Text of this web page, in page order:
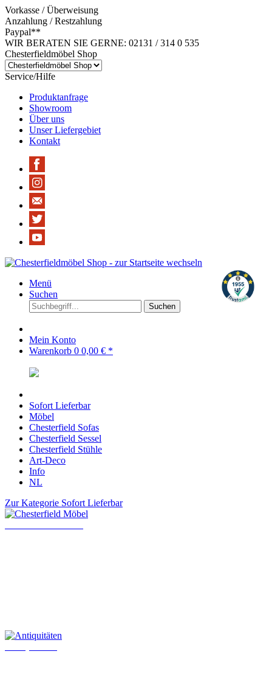
Vorkasse / Überweisung
Anzahlung / Restzahlung
Paypal**
WIR BERATEN SIE GERNE: 02131 / 314 0 535
Chesterfieldmöbel Shop
Service/Hilfe
Produktanfrage
Showroom
Über uns
Unser Liefergebiet
Kontakt
Menü
Suchen
Suchen
Mein Konto
Warenkorb 0 0,00 € *
Sofort Lieferbar
Möbel
Chesterfield Sofas
Chesterfield Sessel
Chesterfield Stühle
Art-Deco
Info
NL
Zur Kategorie Sofort Lieferbar